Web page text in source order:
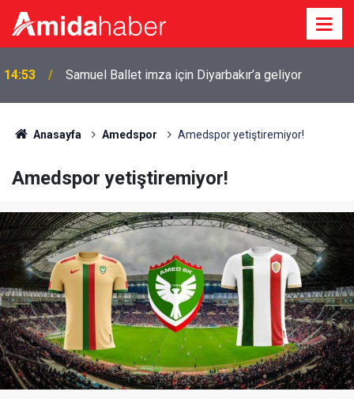
14:13
Diyarbakır'a sevk edildi
Anasayfa Amedspor Amedspor yetiştiremiyor!
Amedspor yetiştiremiyor!